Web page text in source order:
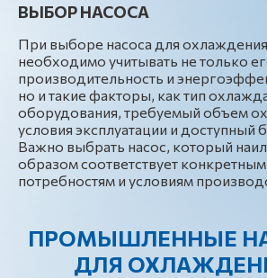
ВЫБОР НАСОСА
При выборе насоса для охлаждения
необходимо учитывать не только
производительность и
но и такие факторы, как тип
оборудования, требуемый объем
условия эксплуатации и доступный
Важно выбрать насос, который
образом соответствует конкретным
потребностям и условиям
ПРОМЫШЛЕННЫЕ
ДЛЯ